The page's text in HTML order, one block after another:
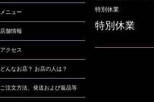
特別休業
特別休業
メニュー
店舗情報
アクセス
どんなお店？ お店の人は？
ご注文方法、発送および返品等